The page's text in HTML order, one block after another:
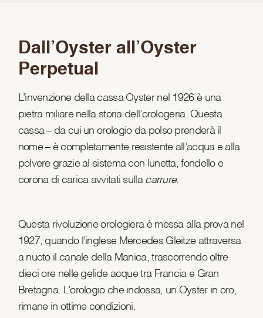
Dall’Oyster all’Oyster
Perpetual
L’invenzione della cassa Oyster nel 1926 è una
pietra miliare nella storia dell’orologeria. Questa
cassa – da cui un orologio da polso prenderà il
nome – è completamente resistente all’acqua e alla
polvere grazie al sistema con lunetta, fondello e
corona di carica avvitati sulla carrure.
Questa rivoluzione orologiera è messa alla prova nel
1927, quando l’inglese Mercedes Gleitze attraversa
a nuoto il canale della Manica, trascorrendo oltre
dieci ore nelle gelide acque tra Francia e Gran
Bretagna. L’orologio che indossa, un Oyster in oro,
rimane in ottime condizioni.